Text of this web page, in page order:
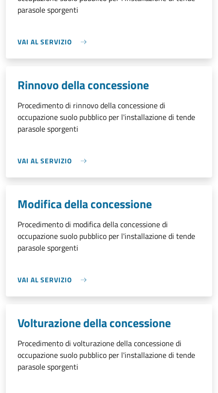
parasole sporgenti
VAI AL SERVIZIO
Rinnovo della concessione
Procedimento di rinnovo della concessione di
occupazione suolo pubblico per l'installazione di tende
parasole sporgenti
VAI AL SERVIZIO
Modifica della concessione
Procedimento di modifica della concessione di
occupazione suolo pubblico per l'installazione di tende
parasole sporgenti
VAI AL SERVIZIO
Volturazione della concessione
Procedimento di volturazione della concessione di
occupazione suolo pubblico per l'installazione di tende
parasole sporgenti